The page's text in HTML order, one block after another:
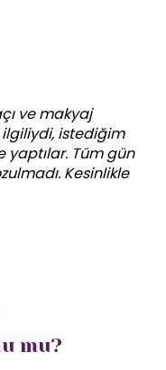
ve makyaj
ilgiliydi, istediğim
yaptılar. Tüm gün
Kesinlikle
mu?